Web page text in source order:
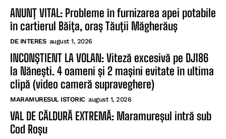
ANUNȚ VITAL: Probleme în furnizarea apei potabile
în cartierul Băița, oraș Tăuții Măgherăuș
DE INTERES august 1, 2026
INCONȘTIENT LA VOLAN: Viteză excesivă pe DJ186
la Nănești. 4 oameni și 2 mașini evitate în ultima
clipă (video cameră supraveghere)
MARAMURESUL ISTORIC august 1, 2026
VAL DE CĂLDURĂ EXTREMĂ: Maramureșul intră sub
Cod Roșu